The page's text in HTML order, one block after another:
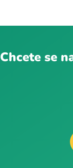
Chcete se